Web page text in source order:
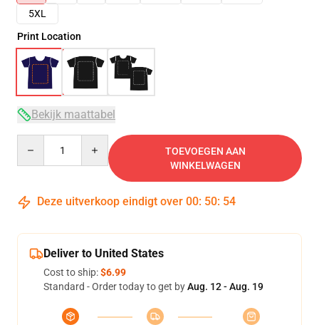
5XL
Print Location
Bekijk maattabel
TOEVOEGEN AAN
WINKELWAGEN
Deze uitverkoop eindigt over 00: 50: 53
Deliver to United States
Cost to ship:$6.99
Standard - Order today to get byAug. 12 - Aug. 19